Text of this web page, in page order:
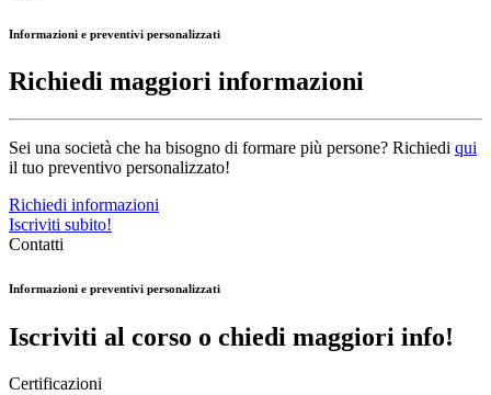
Informazioni e preventivi personalizzati
Richiedi maggiori informazioni
Sei una società che ha bisogno di formare più persone? Richiedi qui
il tuo preventivo personalizzato!
Richiedi informazioni
Iscriviti subito!
Contatti
Informazioni e preventivi personalizzati
Iscriviti al corso o chiedi maggiori info!
Certificazioni